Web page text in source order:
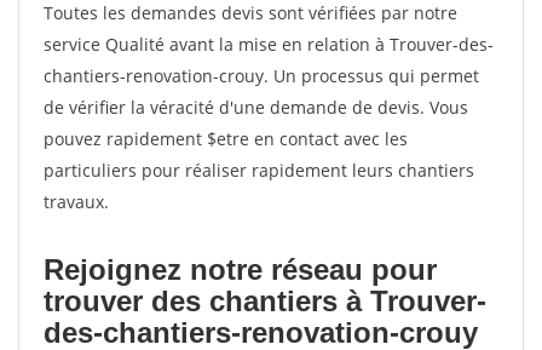
Toutes les demandes devis sont vérifiées par notre
service Qualité avant la mise en relation à Trouver-des-
chantiers-renovation-crouy. Un processus qui permet
de vérifier la véracité d'une demande de devis. Vous
pouvez rapidement $etre en contact avec les
particuliers pour réaliser rapidement leurs chantiers
travaux.
Rejoignez notre réseau pour
trouver des chantiers à Trouver-
des-chantiers-renovation-crouy